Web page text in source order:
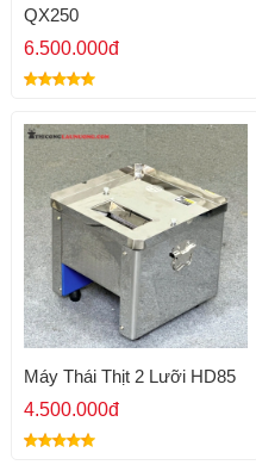
QX250
6.500.000đ
Máy Thái Thịt 2 Lưỡi HD85
4.500.000đ